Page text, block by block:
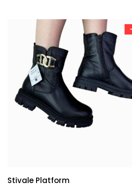
Stivale Platform